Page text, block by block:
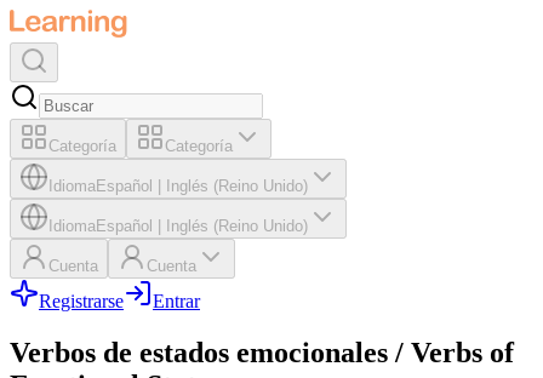
Categoría Categoría
IdiomaEspañol Inglés (Reino Unido)
IdiomaEspañol Inglés (Reino Unido)
Cuenta Cuenta
Registrarse Entrar
Verbos de estados emocionales / Verbs of